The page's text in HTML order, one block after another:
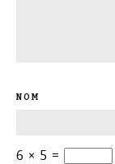
NOM
6 × 5 =